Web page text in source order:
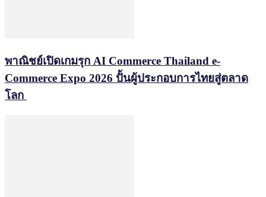
พาณิชย์เปิดเกมรุก AI Commerce Thailand e-
Commerce Expo 2026 ปั้นผู้ประกอบการไทยสู่ตลาด
โลก